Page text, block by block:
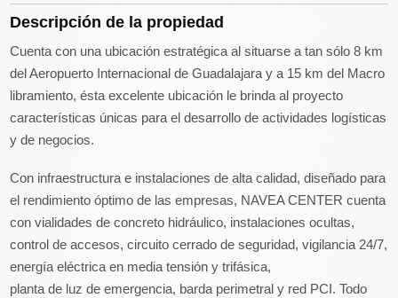
Descripción de la propiedad
Cuenta con una ubicación estratégica al situarse a tan sólo 8 km
del Aeropuerto Internacional de Guadalajara y a 15 km del Macro
libramiento, ésta excelente ubicación le brinda al proyecto
características únicas para el desarrollo de actividades logísticas
y de negocios.
Con infraestructura e instalaciones de alta calidad, diseñado para
el rendimiento óptimo de las empresas, NAVEA CENTER cuenta
con vialidades de concreto hidráulico, instalaciones ocultas,
control de accesos, circuito cerrado de seguridad, vigilancia 24/7,
energía eléctrica en media tensión y trifásica,
planta de luz de emergencia, barda perimetral y red PCI. Todo